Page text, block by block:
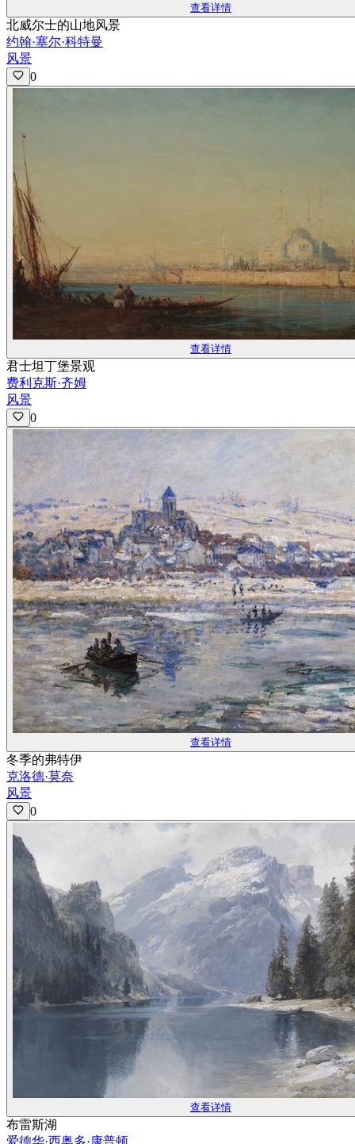
查看详情
北威尔士的山地风景
约翰·塞尔·科特曼
风景
0
查看详情
君士坦丁堡景观
费利克斯·齐姆
风景
0
查看详情
冬季的弗特伊
克洛德·莫奈
风景
0
查看详情
布雷斯湖